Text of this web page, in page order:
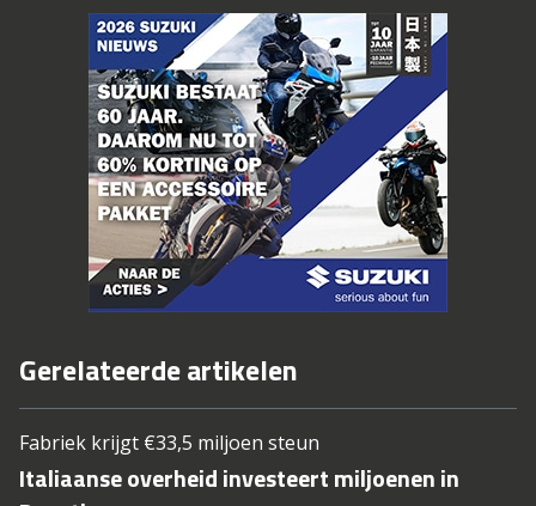
Gerelateerde artikelen
Fabriek krijgt €33,5 miljoen steun
Italiaanse overheid investeert miljoenen in